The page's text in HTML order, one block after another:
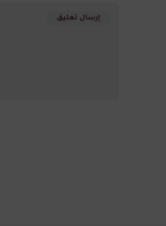
إرسال تعليق